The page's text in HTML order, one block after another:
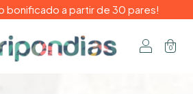
bonificado a partir de 30 pares!
0